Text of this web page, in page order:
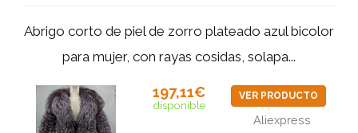
Abrigo corto de piel de zorro plateado azul bicolor
para mujer, con rayas cosidas, solapa...
197,11€
disponible
VER PRODUCTO
Aliexpress